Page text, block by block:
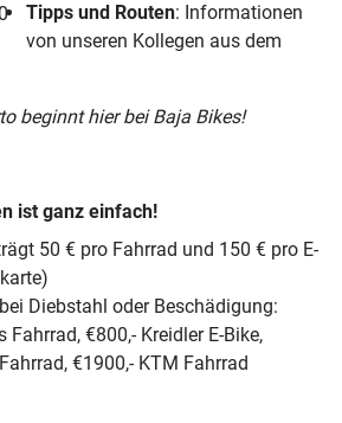
Tipps und Routen: Informationen
von unseren Kollegen aus dem
beginnt hier bei Baja Bikes!
ist ganz einfach!
50 € pro Fahrrad und 150 € pro E-
Diebstahl oder Beschädigung:
Fahrrad, €800,- Kreidler E-Bike,
€1900,- KTM Fahrrad